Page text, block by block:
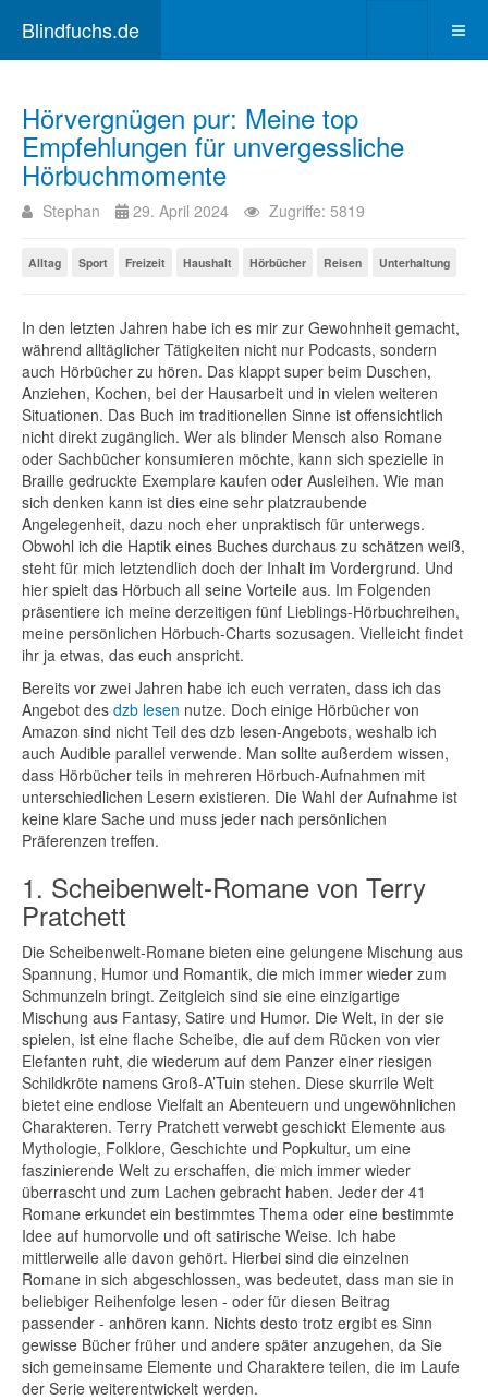
Blindfuchs.de
Hörvergnügen pur: Meine top
Empfehlungen für unvergessliche
Hörbuchmomente
Stephan 29. April 2024 Zugriffe: 5819
Alltag Sport Freizeit Haushalt Hörbücher Reisen Unterhaltung
In den letzten Jahren habe ich es mir zur Gewohnheit gemacht,
während alltäglicher Tätigkeiten nicht nur Podcasts, sondern
auch Hörbücher zu hören. Das klappt super beim Duschen,
Anziehen, Kochen, bei der Hausarbeit und in vielen weiteren
Situationen. Das Buch im traditionellen Sinne ist offensichtlich
nicht direkt zugänglich. Wer als blinder Mensch also Romane
oder Sachbücher konsumieren möchte, kann sich spezielle in
Braille gedruckte Exemplare kaufen oder Ausleihen. Wie man
sich denken kann ist dies eine sehr platzraubende
Angelegenheit, dazu noch eher unpraktisch für unterwegs.
Obwohl ich die Haptik eines Buches durchaus zu schätzen weiß,
steht für mich letztendlich doch der Inhalt im Vordergrund. Und
hier spielt das Hörbuch all seine Vorteile aus. Im Folgenden
präsentiere ich meine derzeitigen fünf Lieblings-Hörbuchreihen,
meine persönlichen Hörbuch-Charts sozusagen. Vielleicht findet
ihr ja etwas, das euch anspricht.
Bereits vor zwei Jahren habe ich euch verraten, dass ich das
Angebot des dzb lesen nutze. Doch einige Hörbücher von
Amazon sind nicht Teil des dzb lesen-Angebots, weshalb ich
auch Audible parallel verwende. Man sollte außerdem wissen,
dass Hörbücher teils in mehreren Hörbuch-Aufnahmen mit
unterschiedlichen Lesern existieren. Die Wahl der Aufnahme ist
keine klare Sache und muss jeder nach persönlichen
Präferenzen treffen.
1. Scheibenwelt-Romane von Terry
Pratchett
Die Scheibenwelt-Romane bieten eine gelungene Mischung aus
Spannung, Humor und Romantik, die mich immer wieder zum
Schmunzeln bringt. Zeitgleich sind sie eine einzigartige
Mischung aus Fantasy, Satire und Humor. Die Welt, in der sie
spielen, ist eine flache Scheibe, die auf dem Rücken von vier
Elefanten ruht, die wiederum auf dem Panzer einer riesigen
Schildkröte namens Groß-A’Tuin stehen. Diese skurrile Welt
bietet eine endlose Vielfalt an Abenteuern und ungewöhnlichen
Charakteren. Terry Pratchett verwebt geschickt Elemente aus
Mythologie, Folklore, Geschichte und Popkultur, um eine
faszinierende Welt zu erschaffen, die mich immer wieder
überrascht und zum Lachen gebracht haben. Jeder der 41
Romane erkundet ein bestimmtes Thema oder eine bestimmte
Idee auf humorvolle und oft satirische Weise. Ich habe
mittlerweile alle davon gehört. Hierbei sind die einzelnen
Romane in sich abgeschlossen, was bedeutet, dass man sie in
beliebiger Reihenfolge lesen - oder für diesen Beitrag
passender - anhören kann. Nichts desto trotz ergibt es Sinn
gewisse Bücher früher und andere später anzugehen, da Sie
sich gemeinsame Elemente und Charaktere teilen, die im Laufe
der Serie weiterentwickelt werden.